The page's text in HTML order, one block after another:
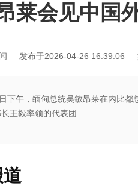
莱会见中国
发布于2026-04-26 16:39:06
下午，缅甸总统吴敏昂莱在内比
王毅率领的代表团……